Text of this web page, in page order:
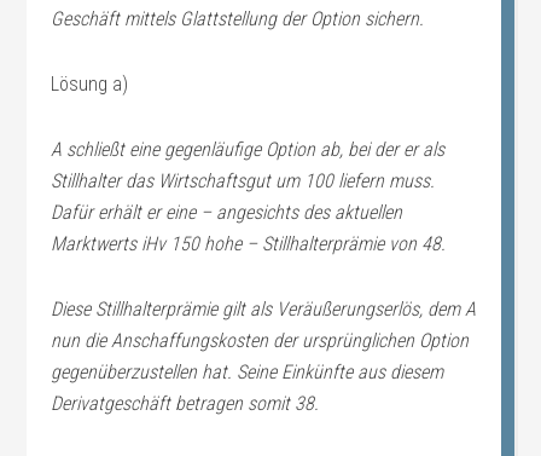
Geschäft mittels Glattstellung der Option sichern.
Lösung a)
A schließt eine gegenläufige Option ab, bei der er als
Stillhalter das Wirtschaftsgut um 100 liefern muss.
Dafür erhält er eine – angesichts des aktuellen
Marktwerts iHv 150 hohe – Stillhalterprämie von 48.
Diese Stillhalterprämie gilt als Veräußerungserlös, dem A
nun die Anschaffungskosten der ursprünglichen Option
gegenüberzustellen hat. Seine Einkünfte aus diesem
Derivatgeschäft betragen somit 38.